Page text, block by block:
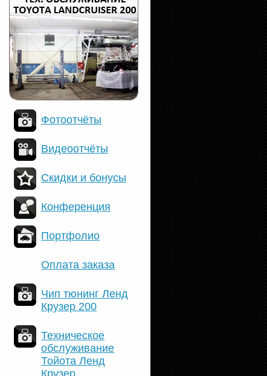
Фотоотчёты
Видеоотчёты
Скидки и бонусы
Конференция
Портфолио
Оплата заказа
Чип тюнинг Ленд
Крузер 200
Техническое
обслуживание
Тойота Ленд
Крузер